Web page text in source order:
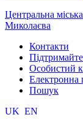
Центральна
Миколаєва
Контакти
Особистий
Електронна
Пошук
UK EN